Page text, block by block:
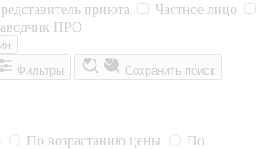
приюта
Частное лицо
ПРО
Фильтры Сохранить поиск
По возрастанию цены
По